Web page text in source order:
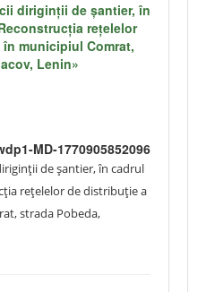
diriginţii de şantier, în
rețelelor
municipiul Comrat,
Lenin»
MD-1770905852096
de şantier, în cadrul
rețelelor de distribuție a
strada Pobeda,